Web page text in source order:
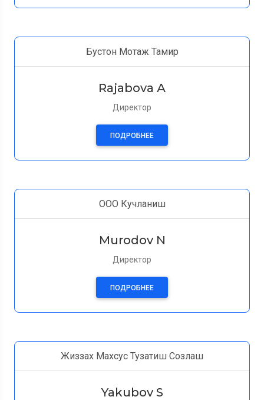
Бустон Мотаж Тамир
Rajabova А
Директор
ПОДРОБНЕЕ
ООО Кучланиш
Murodov N
Директор
ПОДРОБНЕЕ
Жиззах Махсус Тузатиш Созлаш
Yakubov S